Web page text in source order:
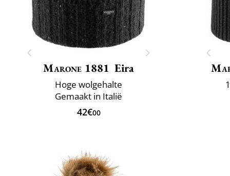
Marone 1881 Eira
Hoge wolgehalte
Gemaakt in Italië
42€00